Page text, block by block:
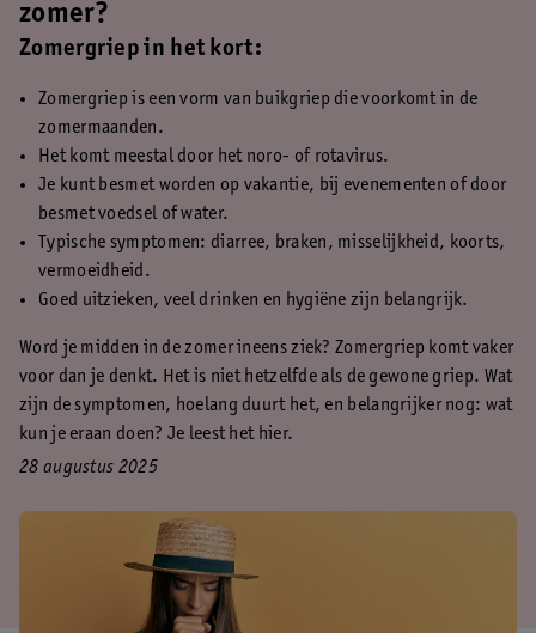
zomer?
Zomergriep in het kort:
Zomergriep is een vorm van buikgriep die voorkomt in de
zomermaanden.
Het komt meestal door het noro- of rotavirus.
Je kunt besmet worden op vakantie, bij evenementen of door
besmet voedsel of water.
Typische symptomen: diarree, braken, misselijkheid, koorts,
vermoeidheid.
Goed uitzieken, veel drinken en hygiëne zijn belangrijk.
Word je midden in de zomer ineens ziek? Zomergriep komt vaker
voor dan je denkt. Het is niet hetzelfde als de gewone griep. Wat
zijn de symptomen, hoelang duurt het, en belangrijker nog: wat
kun je eraan doen? Je leest het hier.
28 augustus 2025